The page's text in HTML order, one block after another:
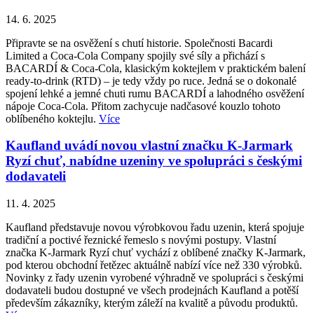
14. 6. 2025
Připravte se na osvěžení s chutí historie. Společnosti Bacardi
Limited a Coca-Cola Company spojily své síly a přichází s
BACARDÍ & Coca-Cola, klasickým koktejlem v praktickém balení
ready-to-drink (RTD) – je tedy vždy po ruce. Jedná se o dokonalé
spojení lehké a jemné chuti rumu BACARDÍ a lahodného osvěžení
nápoje Coca-Cola. Přitom zachycuje nadčasové kouzlo tohoto
oblíbeného koktejlu. Více
Kaufland uvádí novou vlastní značku K-Jarmark
Ryzí chuť, nabídne uzeniny ve spolupráci s českými
dodavateli
11. 4. 2025
Kaufland představuje novou výrobkovou řadu uzenin, která spojuje
tradiční a poctivé řeznické řemeslo s novými postupy. Vlastní
značka K-Jarmark Ryzí chuť vychází z oblíbené značky K-Jarmark,
pod kterou obchodní řetězec aktuálně nabízí více než 330 výrobků.
Novinky z řady uzenin vyrobené výhradně ve spolupráci s českými
dodavateli budou dostupné ve všech prodejnách Kaufland a potěší
především zákazníky, kterým záleží na kvalitě a původu produktů.